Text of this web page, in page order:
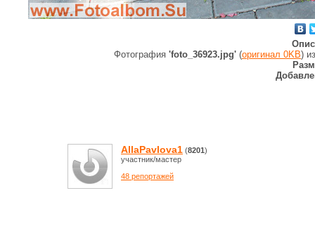
Фотография 'foto_36923.jpg' (оригинал 0KB)
AllaPavlova1 (8201)
участник/мастер
48 репортажей